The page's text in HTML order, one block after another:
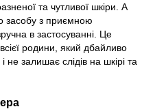
та чутливої шкіри. А
засобу з приємною
в застосуванні. Це
родини, який дбайливо
не залишає слідів на шкірі та